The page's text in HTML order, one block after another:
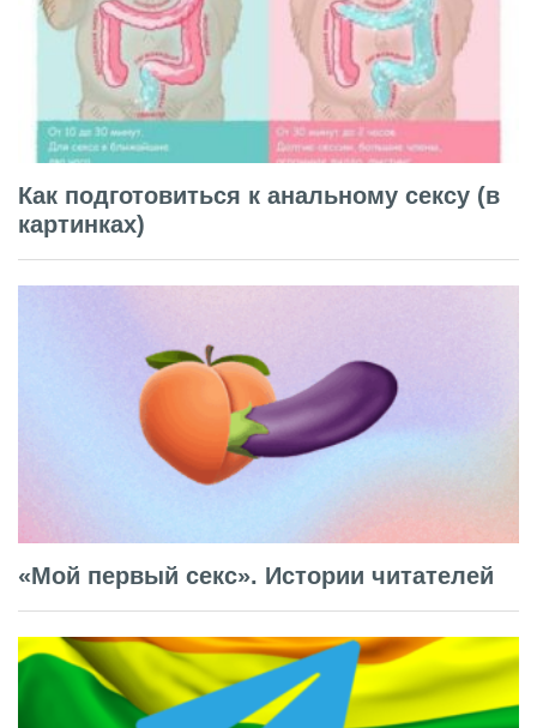
Как подготовиться к анальному сексу (в
картинках)
«Мой первый секс». Истории читателей